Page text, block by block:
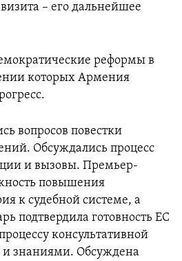
– его дальнейшее
реформы в
которых Армения
вопросов повестки
Обсуждались процесс
и вызовы. Премьер-
повышения
к судебной системе, а
подтвердила готовность ЕС
консультативной
знаниями. Обсуждена